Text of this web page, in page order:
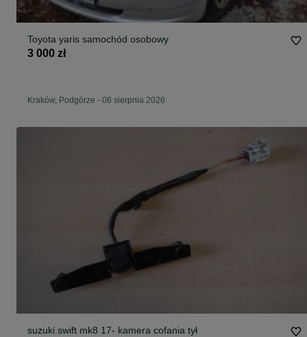
Toyota yaris samochód osobowy
3 000 zł
Kraków, Podgórze - 06 sierpnia 2026
suzuki swift mk8 17- kamera cofania tył